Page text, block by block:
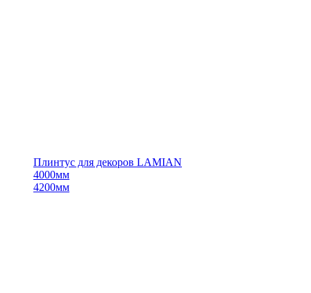
Плинтус для декоров LAMIAN
4000мм
4200мм